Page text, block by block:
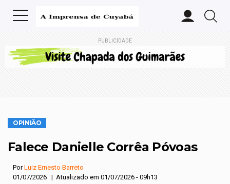
PUBLICIDADE
OPINIÃO
Falece Danielle Corrêa Póvoas
PorLuiz Ernesto Barreto
01/07/2026 | Atualizado em 01/07/2026 - 09h13